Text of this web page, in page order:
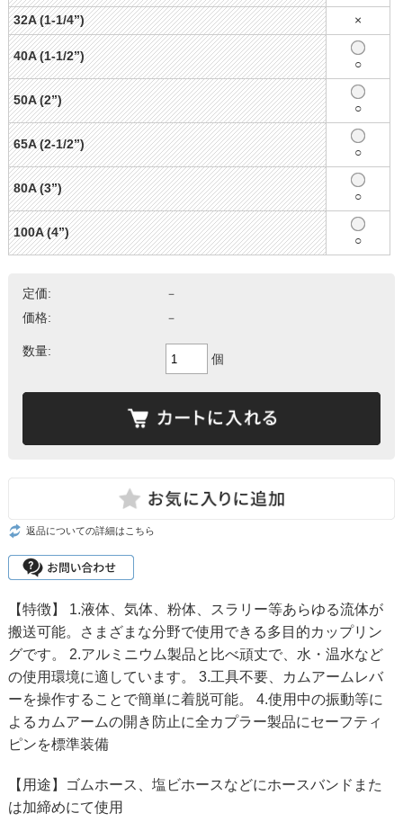
32A (1-1/4”) ×
40A (1-1/2”)
○
50A (2”)
○
65A (2-1/2”)
○
80A (3”)
○
100A (4”)
○
定価:
－
価格:
－
数量:
個
返品についての詳細はこちら
【特徴】 1.液体、気体、粉体、スラリー等あらゆる流体が
搬送可能。さまざまな分野で使用できる多目的カップリン
グです。 2.アルミニウム製品と比べ頑丈で、水・温水など
の使用環境に適しています。 3.工具不要、カムアームレバ
ーを操作することで簡単に着脱可能。 4.使用中の振動等に
よるカムアームの開き防止に全カプラー製品にセーフティ
ピンを標準装備
【用途】ゴムホース、塩ビホースなどにホースバンドまた
は加締めにて使用